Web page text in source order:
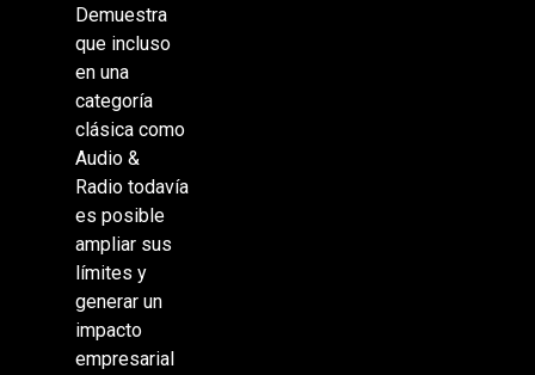
Demuestra
que incluso
en una
categoría
clásica como
Audio &
Radio todavía
es posible
ampliar sus
límites y
generar un
impacto
empresarial